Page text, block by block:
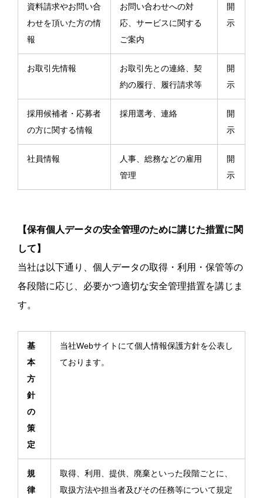
資料請求やお問い合
わせを頂いた方の情
報
お問い合わせへの対
応、サービスに関する
ご案内
開
示
お取引先情報
お取引先との連絡、契
約の履行、履行請求等
開
示
採用候補者・応募者
の方に関する情報
採用選考、連絡
開
示
社員情報
人事、総務などの雇用
管理
開
示
【保有個人データの安全管理のために講じた措置に関
して】
当社は以下通り、個人データの取得・利用・保管等の
各段階に応じ、必要かつ適切な安全管理措置を講じま
す。
基
本
方
針
の
策
定
当社Webサイトにて個人情報保護方針を公表し
ております。
規
律
取得、利用、提供、廃棄といった段階ごとに、
取扱方法や担当者及びその任務等について規定